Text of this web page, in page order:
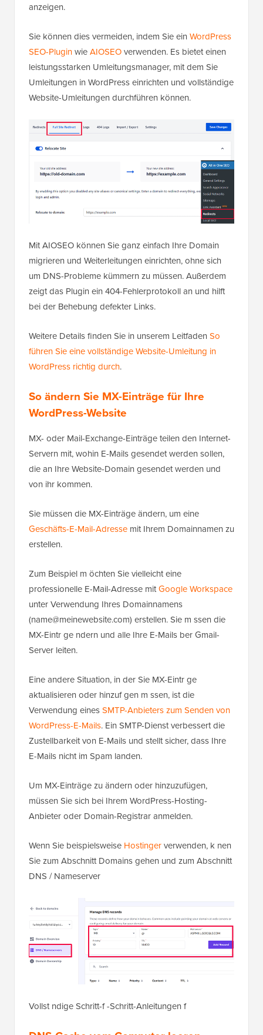
anzeigen.
Sie können dies vermeiden, indem Sie ein WordPress
SEO-PluginwieAIOSEOverwenden. Es bietet einen
leistungsstarken Umleitungsmanager, mit dem Sie
Umleitungen in WordPress einrichten und vollständige
Website-Umleitungen durchführen können.
Mit AIOSEO können Sie ganz einfach Ihre Domain
migrieren und Weiterleitungen einrichten, ohne sich
um DNS-Probleme kümmern zu müssen. Außerdem
zeigt das Plugin ein 404-Fehlerprotokoll an und hilft
bei der Behebung defekter Links.
Weitere Details finden Sie in unserem Leitfaden So
führen Sie eine vollständige Website-Umleitung in
WordPress richtig durch.
So ändern Sie MX-Einträge für Ihre
WordPress-Website
MX- oder Mail-Exchange-Einträge teilen den Internet-
Servern mit, wohin E-Mails gesendet werden sollen,
die an Ihre Website-Domain gesendet werden und
von ihr kommen.
Sie müssen die MX-Einträge ändern, um eine
Geschäfts-E-Mail-Adresse mit Ihrem Domainnamen zu
erstellen.
Zum Beispiel m öchten Sie vielleicht eine
professionelle E-Mail-Adresse mitGoogle Workspace
unter Verwendung Ihres Domainnamens
(name@meinewebsite.com) erstellen. Sie m ssen die
MX-Eintr ge ndern und alle Ihre E-Mails ber Gmail-
Server leiten.
Eine andere Situation, in der Sie MX-Eintr ge
aktualisieren oder hinzuf gen m ssen, ist die
Verwendung einesSMTP-Anbieters zum Senden von
WordPress-E-Mails. Ein SMTP-Dienst verbessert die
Zustellbarkeit von E-Mails und stellt sicher, dass Ihre
E-Mails nicht im Spam landen.
Um MX-Einträge zu ändern oder hinzuzufügen,
müssen Sie sich bei Ihrem WordPress-Hosting-
Anbieter oder Domain-Registrar anmelden.
Wenn Sie beispielsweise Hostingerverwenden, k nen
Sie zum Abschnitt Domains gehen und zum Abschnitt
DNS / Nameserver
Vollst ndige Schritt-f -Schritt-Anleitungen f